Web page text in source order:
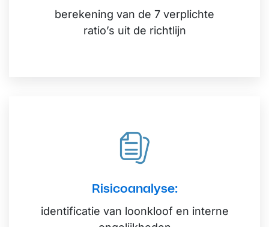
berekening van de 7 verplichte
ratio’s uit de richtlijn
Risicoanalyse:
identificatie van loonkloof en interne